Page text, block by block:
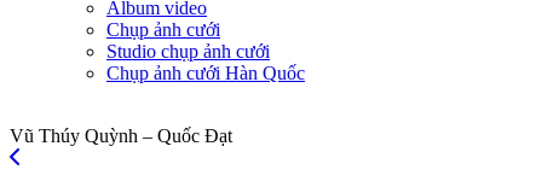
Album video
Chụp ảnh cưới
Studio chụp ảnh cưới
Chụp ảnh cưới Hàn Quốc
Vũ Thúy Quỳnh – Quốc Đạt